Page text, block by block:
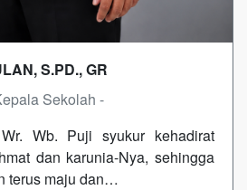
S.PD., GR
Sekolah -
Wb. Puji syukur kehadirat
dan karunia-Nya, sehingga
terus maju dan…